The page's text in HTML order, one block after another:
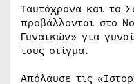
Ταυτόχρονα και τα
προβάλλονται στο
Γυναικών» για
τους στίγμα.
Απόλαυσε τις